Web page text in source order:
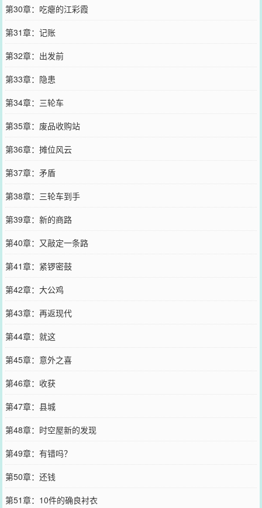
第30章：吃瘪的江彩霞
第31章：记账
第32章：出发前
第33章：隐患
第34章：三轮车
第35章：废品收购站
第36章：摊位风云
第37章：矛盾
第38章：三轮车到手
第39章：新的商路
第40章：又敲定一条路
第41章：紧锣密鼓
第42章：大公鸡
第43章：再返现代
第44章：就这
第45章：意外之喜
第46章：收获
第47章：县城
第48章：时空屋新的发现
第49章：有错吗？
第50章：还钱
第51章：10件的确良衬衣